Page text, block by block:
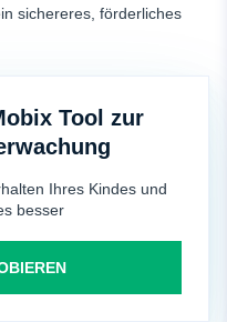
sichereres, förderliches
Tool zur
Ihres Kindes und
besser